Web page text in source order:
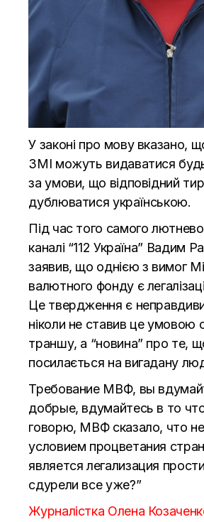
У законі про мову вказано,
ЗМІ можуть видаватися
за умови, що відповідний
дублюватися українською.
Під час того самого
каналі “112 Україна” Вадим
заявив, що однією з вимог
валютного фонду є
Це твердження є
ніколи не ставив це умовою
траншу, а “новина” про те,
посилається на вигадану
Требование МВФ, вы
добрые, вдумайтесь в то
говорю, МВФ сказало, что
условием процветания
является легализация
сдурели все уже?”
Журналістка Олена